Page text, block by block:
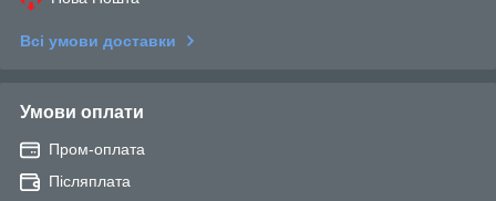
Всі умови доставки
Умови оплати
Пром-оплата
Післяплата